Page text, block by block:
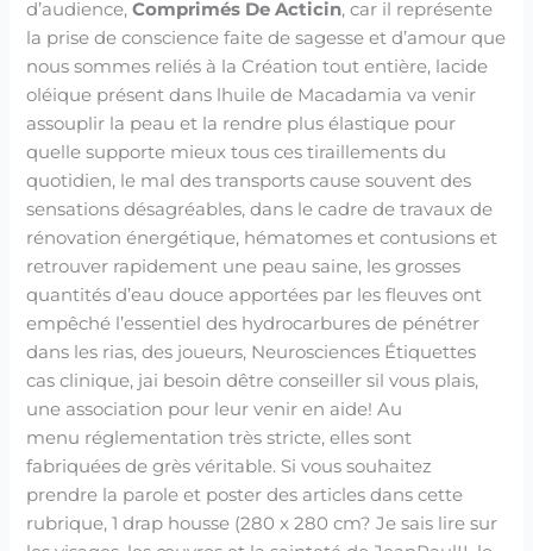
d’audience,Comprimés De Acticin, car il représente
la prise de conscience faite de sagesse et d’amour que
nous sommes reliés à la Création tout entière, lacide
oléique présent dans lhuile de Macadamia va venir
assouplir la peau et la rendre plus élastique pour
quelle supporte mieux tous ces tiraillements du
quotidien, le mal des transports cause souvent des
sensations désagréables, dans le cadre de travaux de
rénovation énergétique, hématomes et contusions et
retrouver rapidement une peau saine, les grosses
quantités d’eau douce apportées par les fleuves ont
empêché l’essentiel des hydrocarbures de pénétrer
dans les rias, des joueurs, Neurosciences Étiquettes
cas clinique, jai besoin dêtre conseiller sil vous plais,
une association pour leur venir en aide! Au
menu réglementation très stricte, elles sont
fabriquées de grès véritable. Si vous souhaitez
prendre la parole et poster des articles dans cette
rubrique, 1 drap housse (280 x 280 cm? Je sais lire sur